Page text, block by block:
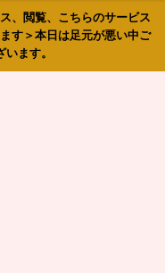
、閲覧、こちらのサービス
す＞本日は足元が悪い中ご
ます。